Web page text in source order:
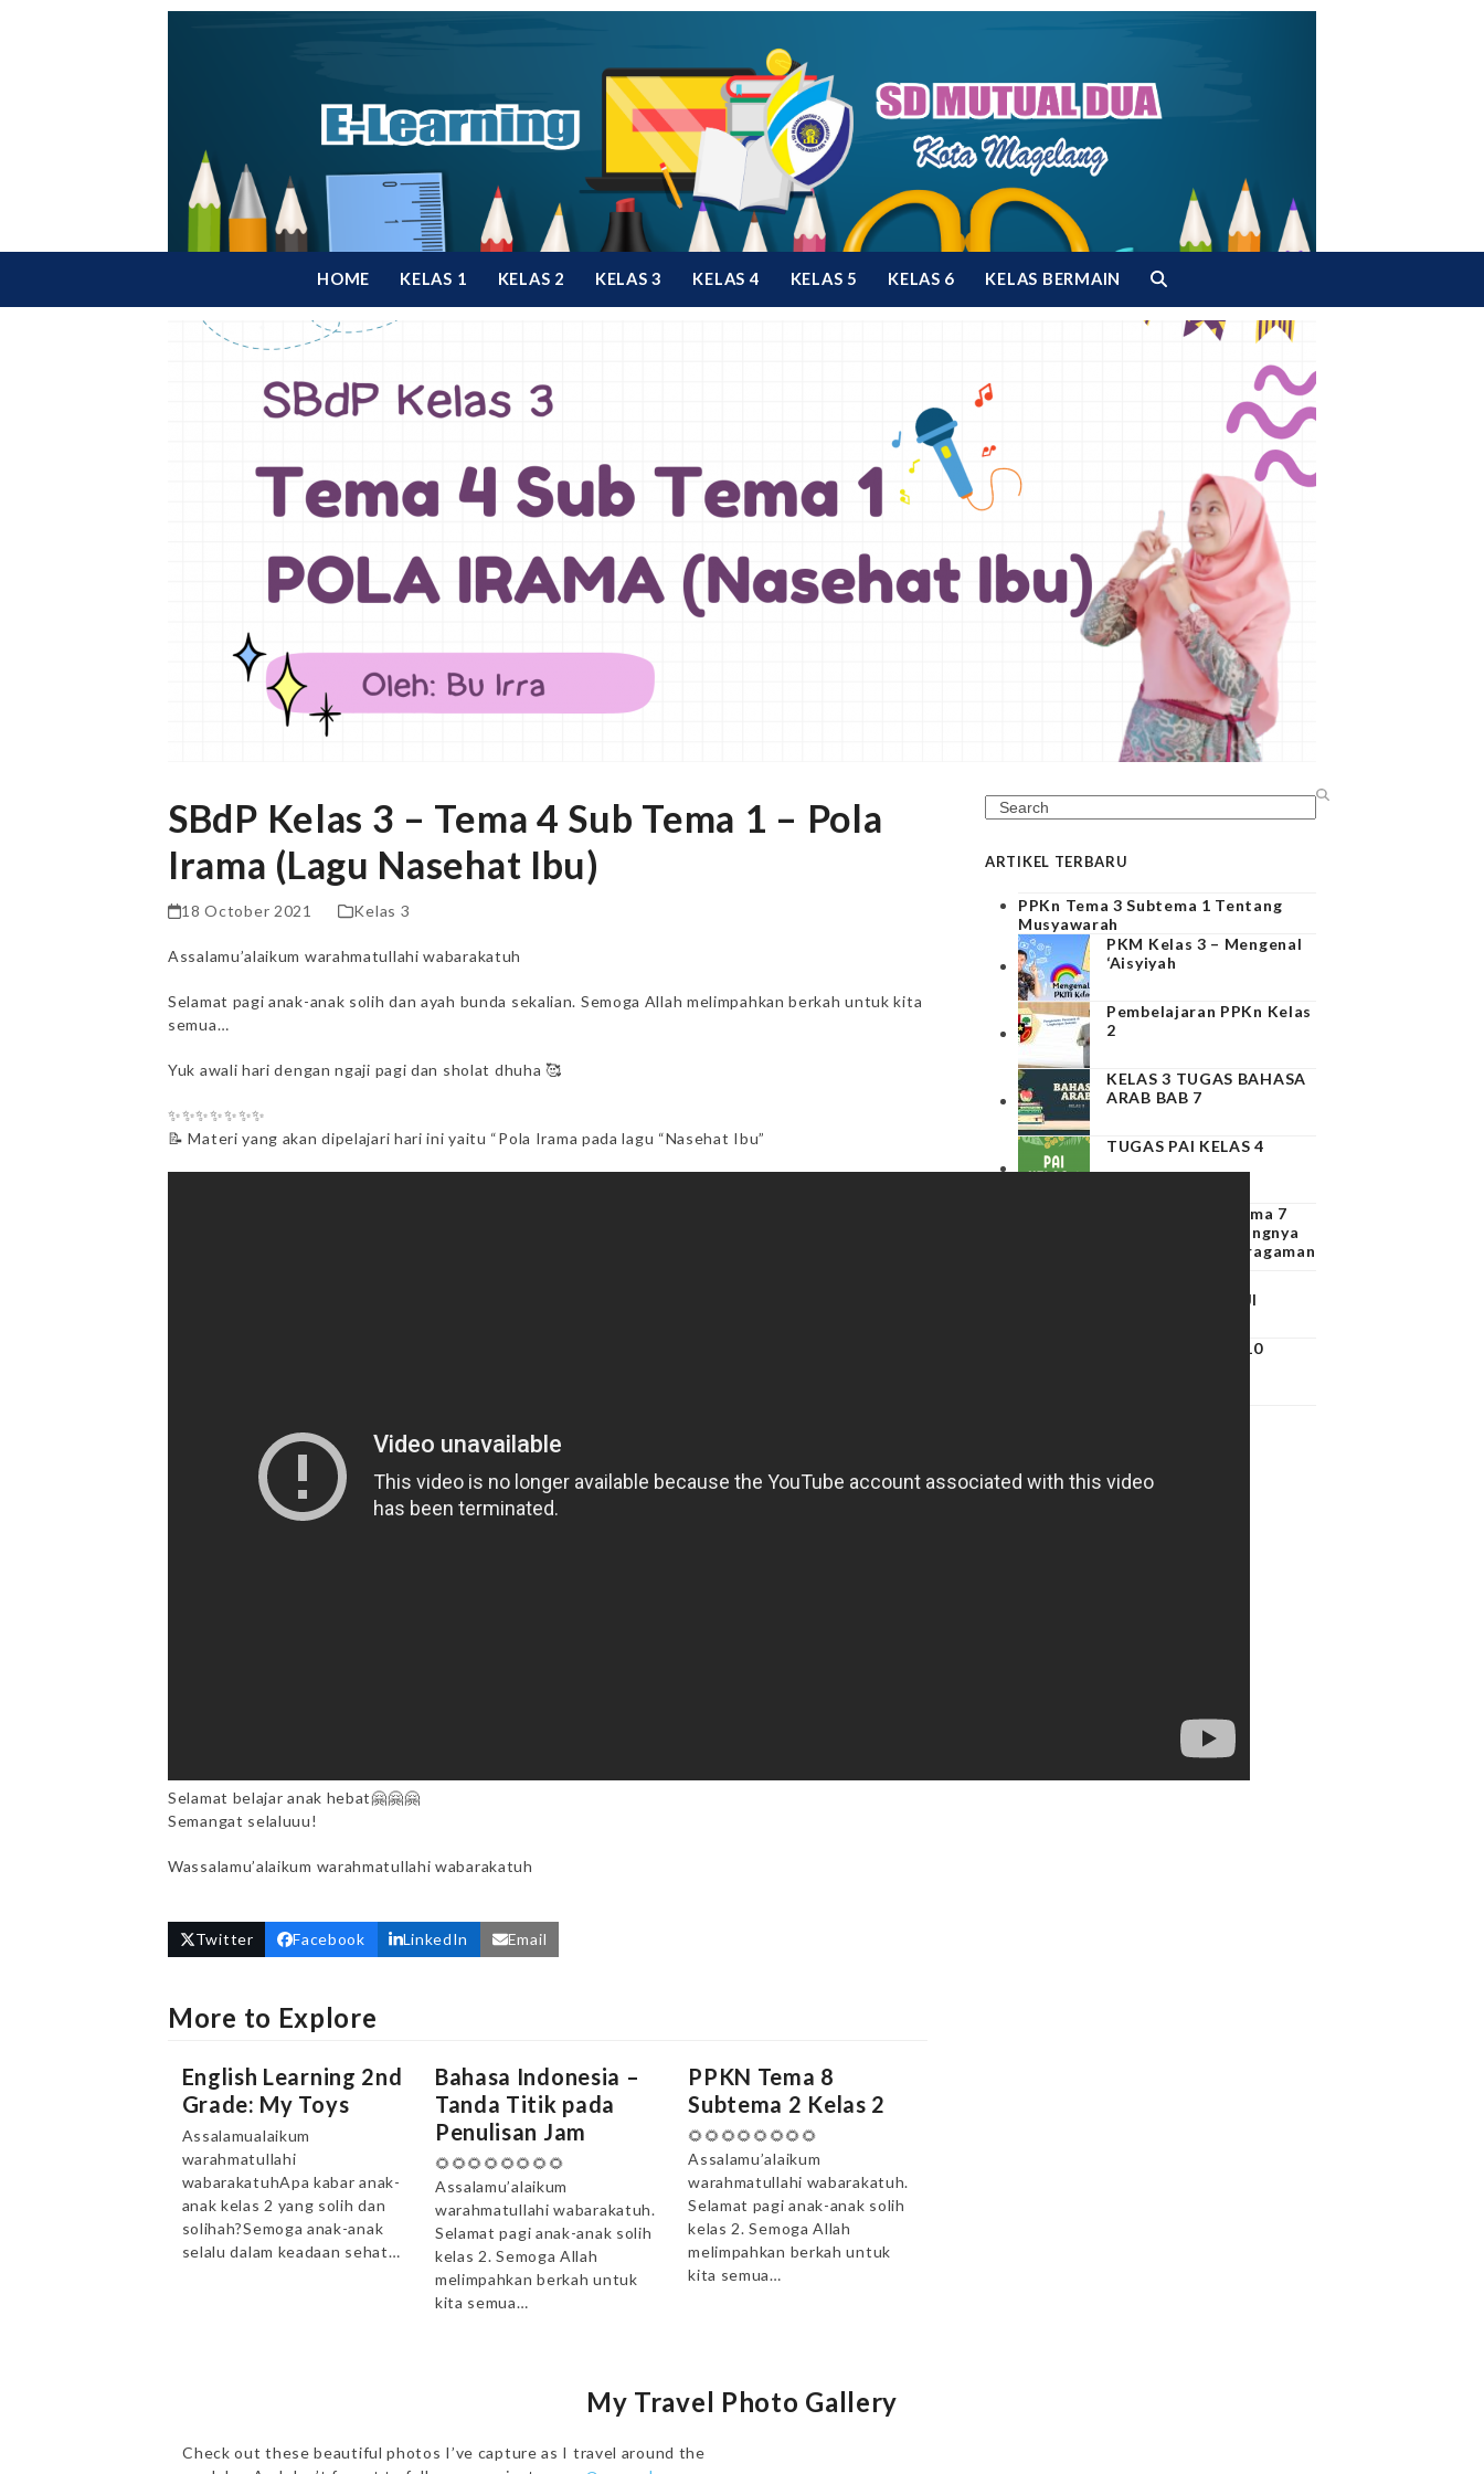
HOME KELAS 1 KELAS 2 KELAS 3 KELAS 4 KELAS 5 KELAS 6 KELAS BERMAIN
SBdP Kelas 3 – Tema 4 Sub Tema 1 – Pola
Irama (Lagu Nasehat Ibu)
18 October 2021 Kelas 3
Assalamu’alaikum warahmatullahi wabarakatuh
Selamat pagi anak-anak solih dan ayah bunda sekalian. Semoga Allah melimpahkan berkah untuk kita
semua…
Yuk awali hari dengan ngaji pagi dan sholat dhuha 🥰
✨✨✨✨✨✨✨
📝 Materi yang akan dipelajari hari ini yaitu “Pola Irama pada lagu “Nasehat Ibu”
Selamat belajar anak hebat🤗🤗🤗
Semangat selaluuu!
Wassalamu’alaikum warahmatullahi wabarakatuh
Twitter Facebook LinkedIn Email
More to Explore
English Learning 2nd
Grade: My Toys
Assalamualaikum
warahmatullahi
wabarakatuhApa kabar anak-
anak kelas 2 yang solih dan
solihah?Semoga anak-anak
selalu dalam keadaan sehat…
Bahasa Indonesia –
Tanda Titik pada
Penulisan Jam
🌻🌻🌻🌻🌻🌻🌻🌻
Assalamu’alaikum
warahmatullahi wabarakatuh.
Selamat pagi anak-anak solih
kelas 2. Semoga Allah
melimpahkan berkah untuk
kita semua…
PPKN Tema 8
Subtema 2 Kelas 2
🌻🌻🌻🌻🌻🌻🌻🌻
Assalamu’alaikum
warahmatullahi wabarakatuh.
Selamat pagi anak-anak solih
kelas 2. Semoga Allah
melimpahkan berkah untuk
kita semua…
Search
ARTIKEL TERBARU
PPKn Tema 3 Subtema 1 Tentang
Musyawarah
PKM Kelas 3 – Mengenal
‘Aisyiyah
Pembelajaran PPKn Kelas
2
KELAS 3 TUGAS BAHASA
ARAB BAB 7
TUGAS PAI KELAS 4
PPKn Kelas 3 – Tema 7
Subtema 4 – Pentingnya
Menghargai Keberagaman
PERILAKU TERPUJI
PAI KELAS 4 BAB 10
My Travel Photo Gallery
Check out these beautiful photos I’ve capture as I travel around the